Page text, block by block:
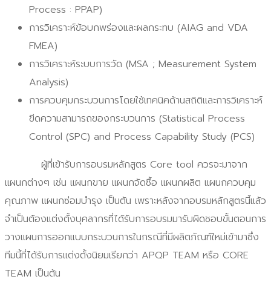
Process : PPAP)
การวิเคราะห์ข้อบกพร่องและผลกระทบ (AIAG and VDA
FMEA)
การวิเคราะห์ระบบการวัด (MSA ; Measurement System
Analysis)
การควบคุมกระบวนการโดยใช้เทคนิคด้านสถิติและการวิเคราะห์
ขีดความสามารถของกระบวนการ (Statistical Process
Control (SPC) and Process Capability Study (PCS)
ผู้ที่เข้ารับการอบรมหลักสูตร Core tool ควรจะมาจาก
แผนกต่างๆ เช่น แผนกขาย แผนกจัดซื้อ แผนกผลิต แผนกควบคุม
คุณภาพ แผนกซ่อมบำรุง เป็นต้น เพราะหลังจากอบรมหลักสูตรนี้แล้ว
จำเป็นต้องแต่งตั้งบุคลากรที่ได้รับการอบรมมารับผิดชอบขั้นตอนการ
วางแผนการออกแบบกระบวนการในกรณีที่มีผลิตภัณฑ์ใหม่เข้ามาซึ่ง
ทีมนี้ที่ได้รับการแต่งตั้งนิยมเรียกว่า APQP TEAM หรือ CORE
TEAM เป็นต้น